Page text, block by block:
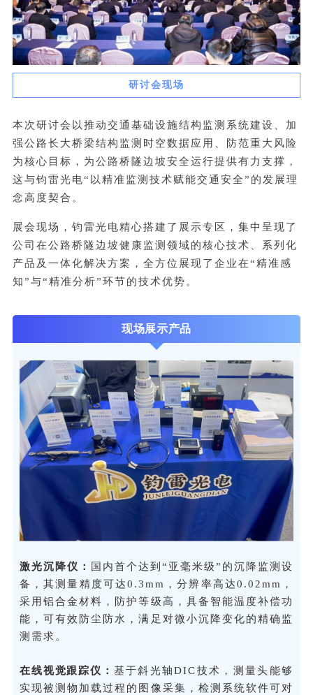
研讨会现场
本次研讨会以推动交通基础设施结构监测系统建设、加
强公路长大桥梁结构监测时空数据应用、防范重大风险
为核心目标，为公路桥隧边坡安全运行提供有力支撑，
这与钧雷光电“以精准监测技术赋能交通安全”的发展理
念高度契合。
展会现场，钧雷光电精心搭建了展示专区，集中呈现了
公司在公路桥隧边坡健康监测领域的核心技术、系列化
产品及一体化解决方案，全方位展现了企业在“精准感
知”与“精准分析”环节的技术优势。
现场展示产品
激光沉降仪：
国内首个达到“亚毫米级”的沉降监测设
备，其测量精度可达0.3mm，分辨率高达0.02mm，
采用铝合金材料，防护等级高，具备智能温度补偿功
能，可有效防尘防水，满足对微小沉降变化的精确监
测需求。
在线视觉跟踪仪： 基于斜光轴DIC技术，测量头能够
实现被测物加载过程的图像采集，检测系统软件可对